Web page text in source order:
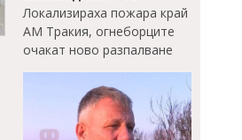
Локализираха пожара край
АМ Тракия, огнеборците
очакат ново разпалване